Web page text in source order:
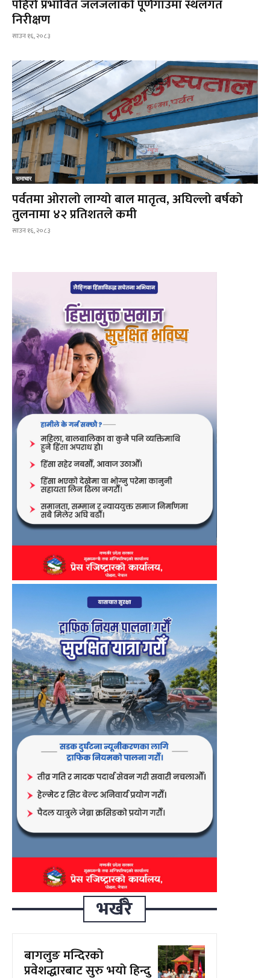
पहिरो प्रभावित जलजलाको पूर्णगाउँमा स्थलगत
निरीक्षण
साउन १६, २०८३
समाचार
पर्वतमा ओरालो लाग्यो बाल मातृत्व, अघिल्लो बर्षको
तुलनामा ४२ प्रतिशतले कमी
साउन १६, २०८३
भर्खरै
बागलुङ मन्दिरको
प्रवेशद्धारबाट सुरु भयो हिन्दु